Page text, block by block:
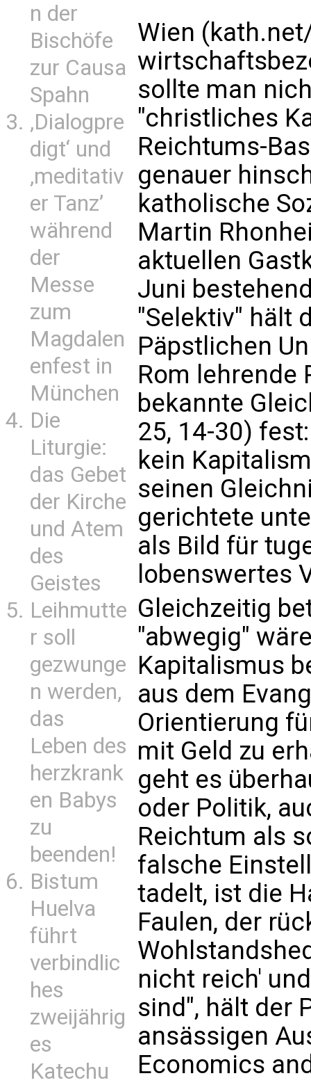
n der
Bischöfe
zur Causa
Spahn
‚Dialogpre
digt‘ und
‚meditativ
er Tanz’
während
der
Messe
zum
Magdalen
enfest in
München
Die
Liturgie:
das Gebet
der Kirche
und Atem
des
Geistes
Leihmutte
r soll
gezwunge
n werden,
das
Leben des
herzkrank
en Babys
zu
beenden!
Bistum
Huelva
führt
verbindlic
hes
zweijährig
es
Katechu
Wien
sollte man
"christliches
Reichtums-
genauer
katholische
Martin
aktuellen
Juni
"Selektiv" hält
Päpstlichen
Rom lehrende
bekannte
25, 14-30)
kein
seinen
gerichtete
als Bild für
lobenswertes
Gleichzeitig
"abwegig"
Kapitalismus
aus dem
Orientierung
mit Geld zu
geht es
oder Politik,
Reichtum als
falsche
tadelt, ist die
Faulen, der
nicht reich'
sind", hält der
ansässigen
Economics